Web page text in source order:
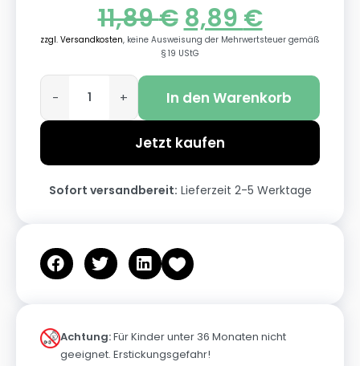
11,89€ 8,89 €
zzgl. Versandkosten, keine Ausweisung der Mehrwertsteuer gemäß
§ 19 UStG
- + In den Warenkorb
Jetzt kaufen
Sofort versandbereit: Lieferzeit 2-5 Werktage
Achtung:Für Kinder unter 36 Monaten nicht
geeignet. Erstickungsgefahr!